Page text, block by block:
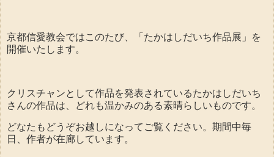
京都信愛教会ではこのたび、「たかはしだいち作品展」を
開催いたします。
クリスチャンとして作品を発表されているたかはしだいち
さんの作品は、どれも温かみのある素晴らしいものです。
どなたもどうぞお越しになってご覧ください。期間中毎
日、作者が在廊しています。